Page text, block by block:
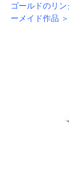
ゴールドのリ
ーメイド作品 ＞